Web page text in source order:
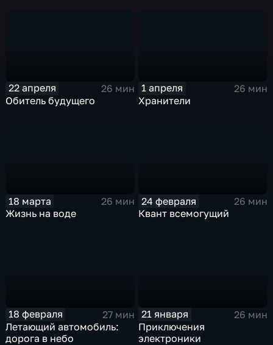
22 апреля
26 мин
Обитель будущего
1 апреля
26 мин
Хранители
18 марта
26 мин
Жизнь на воде
24 февраля
26 мин
Квант всемогущий
18 февраля
27 мин
Летающий автомобиль:
дорога в небо
21 января
26 мин
Приключения
электроники